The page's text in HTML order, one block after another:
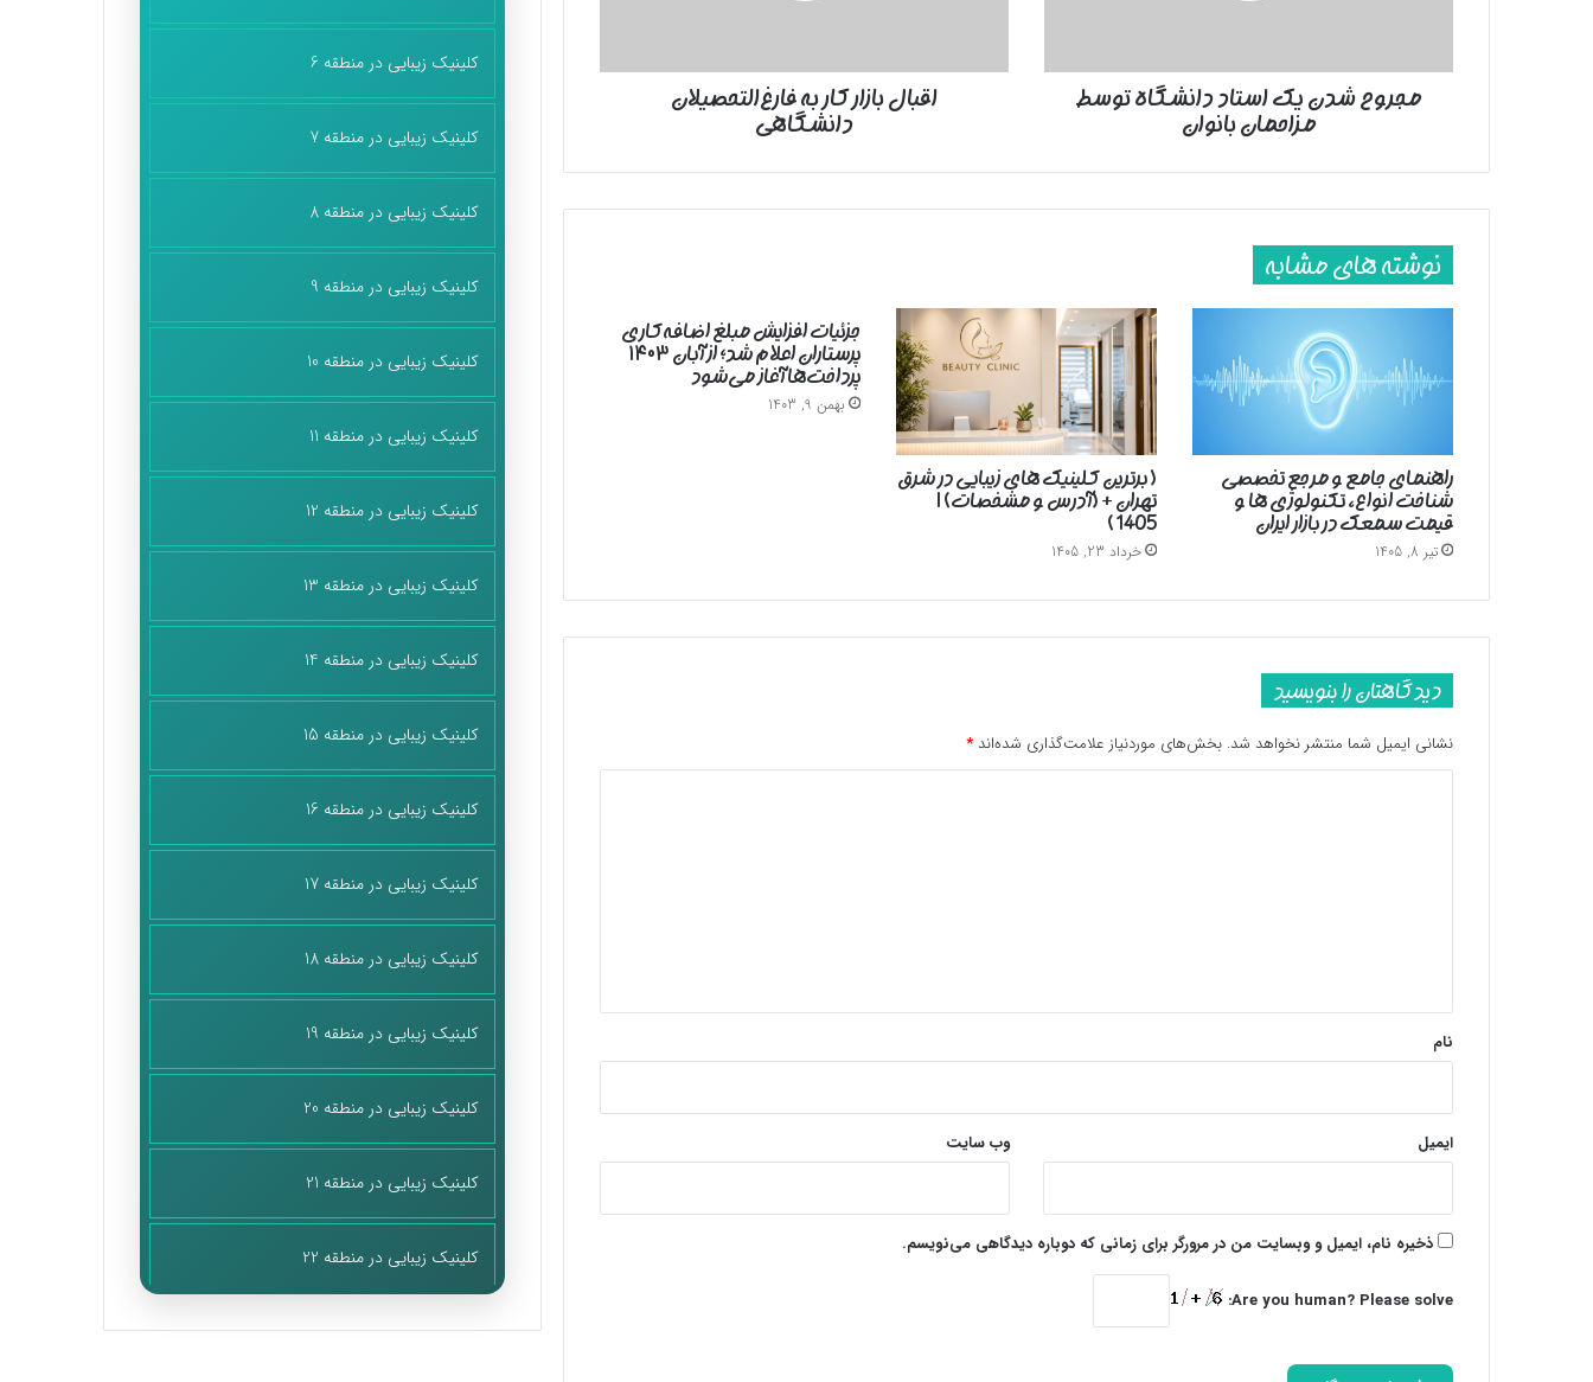
مجروح‌ شدن یک استاد دانشگاه توسط
مزاحمان بانوان
اقبال بازار کار به فارغ‌التحصیلان
دانشگاهی
نوشته های مشابه
راهنمای جامع و مرجع تخصصی
شناخت انواع، تکنولوژی ها و
قیمت سمعک در بازار ایران
تیر 8, 1405
( برترین کلینیک های زیبایی در شرق
تهران + (آدرس و مشخصات) |
1405 )
خرداد 23, 1405
جزئیات افزایش مبلغ اضافه‌کاری
پرستاران اعلام شد؛ از آبان ۱۴۰۳
پرداخت‌ها آغاز می‌شود
بهمن 9, 1403
دیدگاهتان را بنویسید
نشانی ایمیل شما منتشر نخواهد شد. بخش‌های موردنیاز علامت‌گذاری شده‌اند *
نام
ایمیل وب‌ سایت
ذخیره نام، ایمیل و وبسایت من در مرورگر برای زمانی که دوباره دیدگاهی می‌نویسم.
Are you human? Please solve:
کلینیک زیبایی در منطقه 6
کلینیک زیبایی در منطقه 7
کلینیک زیبایی در منطقه 8
کلینیک زیبایی در منطقه 9
کلینیک زیبایی در منطقه 10
کلینیک زیبایی در منطقه 11
کلینیک زیبایی در منطقه 12
کلینیک زیبایی در منطقه 13
کلینیک زیبایی در منطقه 14
کلینیک زیبایی در منطقه 15
کلینیک زیبایی در منطقه 16
کلینیک زیبایی در منطقه 17
کلینیک زیبایی در منطقه 18
کلینیک زیبایی در منطقه 19
کلینیک زیبایی در منطقه 20
کلینیک زیبایی در منطقه 21
کلینیک زیبایی در منطقه 22